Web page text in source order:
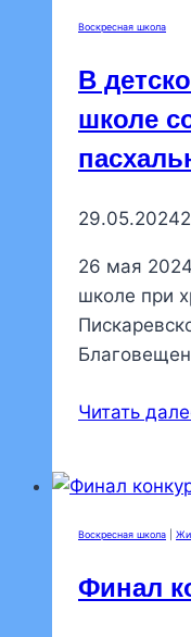
Воскресная школа
В
школе
29.05.2024
26 мая
школе при
Читать
Воскресная школа
Финал